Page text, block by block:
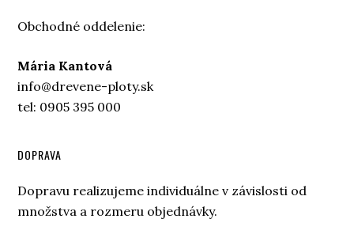
Obchodné oddelenie:
Mária Kantová
info@drevene-ploty.sk
tel: 0905 395 000
DOPRAVA
Dopravu realizujeme individuálne v závislosti od
množstva a rozmeru objednávky.